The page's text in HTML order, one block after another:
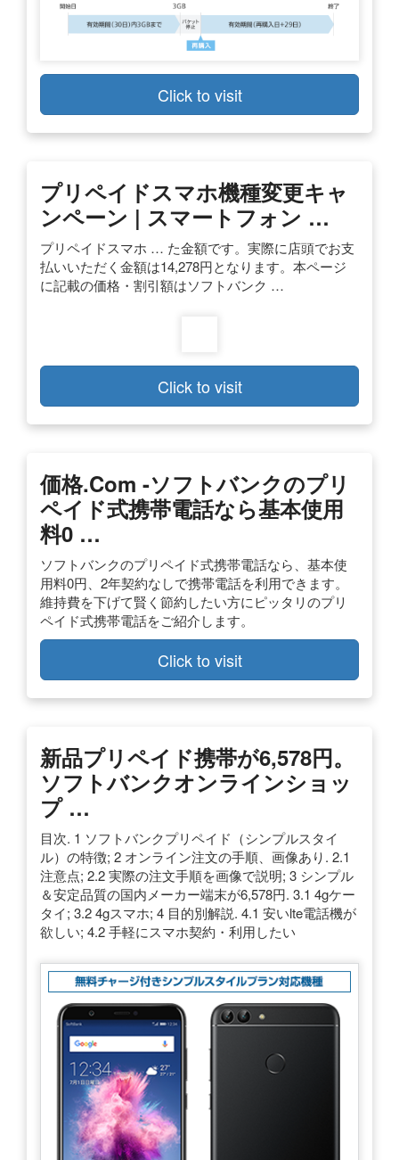
Click to visit
プリペイドスマホ機種変更キャ
ンペーン | スマートフォン …
プリペイドスマホ … た金額です。実際に店頭でお支
払いいただく金額は14,278円となります。本ページ
に記載の価格・割引額はソフトバンク …
Click to visit
価格.com -ソフトバンクのプリ
ペイド式携帯電話なら基本使用
料0 …
ソフトバンクのプリペイド式携帯電話なら、基本使
用料0円、2年契約なしで携帯電話を利用できます。
維持費を下げて賢く節約したい方にピッタリのプリ
ペイド式携帯電話をご紹介します。
Click to visit
新品プリペイド携帯が6,578円。
ソフトバンクオンラインショッ
プ …
目次. 1 ソフトバンクプリペイド（シンプルスタイ
ル）の特徴; 2 オンライン注文の手順、画像あり. 2.1
注意点; 2.2 実際の注文手順を画像で説明; 3 シンプル
＆安定品質の国内メーカー端末が6,578円. 3.1 4gケー
タイ; 3.2 4gスマホ; 4 目的別解説. 4.1 安いlte電話機が
欲しい; 4.2 手軽にスマホ契約・利用したい